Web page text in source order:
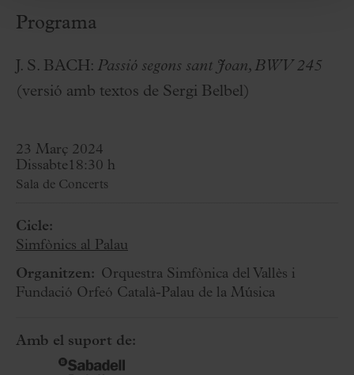
Programa
J. S. BACH: Passió segons sant Joan, BWV 245
(versió amb textos de Sergi Belbel)
23 Març 2024
Dissabte18:30 h
Sala de Concerts
Cicle:
Simfònics al Palau
Organitzen: Orquestra Simfònica del Vallès i
Fundació Orfeó Català-Palau de la Música
Amb el suport de: